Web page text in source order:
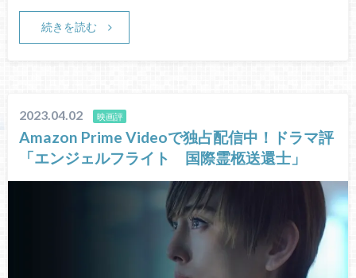
続きを読む
2023.04.02 映画評
Amazon Prime Videoで独占配信中！ドラマ評
「エンジェルフライト 国際霊柩送還士」